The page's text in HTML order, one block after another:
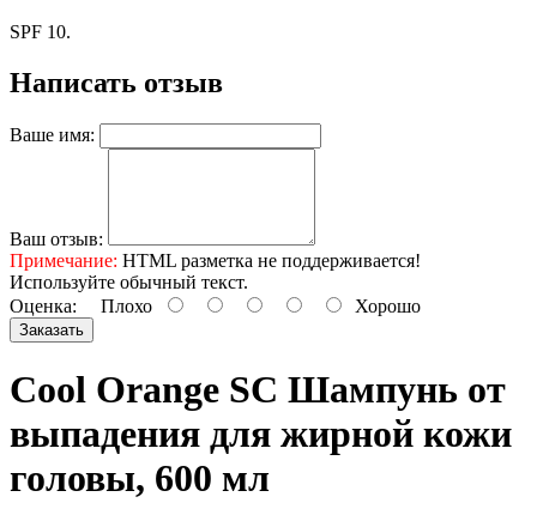
SPF 10.
Написать отзыв
Ваше имя:
Ваш отзыв:
Примечание: HTML разметка не поддерживается!
Используйте обычный текст.
Оценка: Плохо Хорошо
Заказать
Cool Orange SC Шампунь от
выпадения для жирной кожи
головы, 600 мл